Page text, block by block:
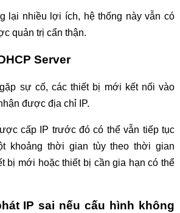
lại nhiều lợi ích, hệ thống này vẫn có
quản trị cẩn thận.
Server
sự cố, các thiết bị mới kết nối vào
được địa chỉ IP.
cấp IP trước đó có thể vẫn tiếp tục
khoảng thời gian tùy theo thời gian
bị mới hoặc thiết bị cần gia hạn có thể
IP sai nếu cấu hình không